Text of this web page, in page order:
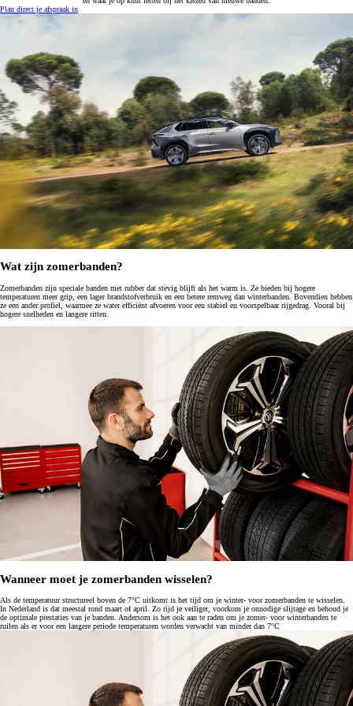
Plan direct je afspraak in
Wat zijn zomerbanden?
Zomerbanden zijn speciale banden met rubber dat stevig blijft als het warm is. Ze bieden bij hogere
temperaturen meer grip, een lager brandstofverbruik en een betere remweg dan winterbanden. Bovendien hebben
ze een ander profiel, waarmee ze water efficiënt afvoeren voor een stabiel en voorspelbaar rijgedrag. Vooral bij
hogere snelheden en langere ritten.
Wanneer moet je zomerbanden wisselen?
Als de temperatuur structureel boven de 7°C uitkomt is het tijd om je winter- voor zomerbanden te wisselen.
In Nederland is dat meestal rond maart of april. Zo rijd je veiliger, voorkom je onnodige slijtage en behoud je
de optimale prestaties van je banden. Andersom is het ook aan te raden om je zomer- voor winterbanden te
ruilen als er voor een langere periode temperaturen worden verwacht van minder dan 7°C